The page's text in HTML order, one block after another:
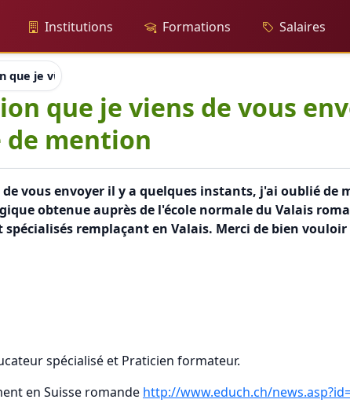
Institutions Formations Salaires
que je viens de vous envoyer il y a quelques instants, j'ai
que je viens de vous
mention
vous envoyer il y a quelques instants, j'ai oublié de
obtenue auprès de l'école normale du Valais
remplaçant en Valais. Merci de bien
spécialisé et Praticien formateur.
en Suisse romande http://www.educh.ch/